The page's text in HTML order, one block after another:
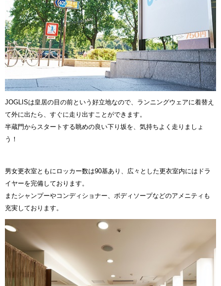
JOGLISは皇居の目の前という好立地なので、ランニングウェアに着替え
て外に出たら、すぐに走り出すことができます。
半蔵門からスタートする眺めの良い下り坂を、気持ちよく走りましょ
う！
男女更衣室ともにロッカー数は90基あり、広々とした更衣室内にはドラ
イヤーを完備しております。
またシャンプーやコンディショナー、ボディソープなどのアメニティも
充実しております。